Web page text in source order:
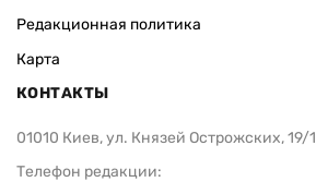
Редакционная политика
Карта
КОНТАКТЫ
01010 Киев, ул. Князей Острожских, 19/1
Телефон редакции: